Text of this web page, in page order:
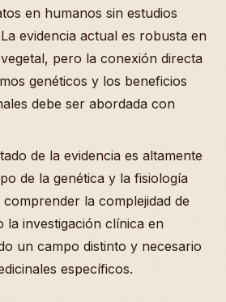
en humanos sin estudios
evidencia actual es robusta en
pero la conexión directa
genéticos y los beneficios
debe ser abordada con
de la evidencia es altamente
de la genética y la fisiología
la complejidad de
la investigación clínica en
un campo distinto y necesario
específicos.